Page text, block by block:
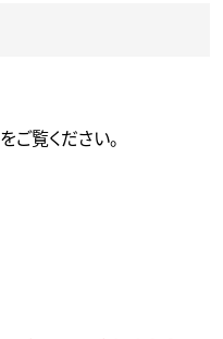
をご覧ください。